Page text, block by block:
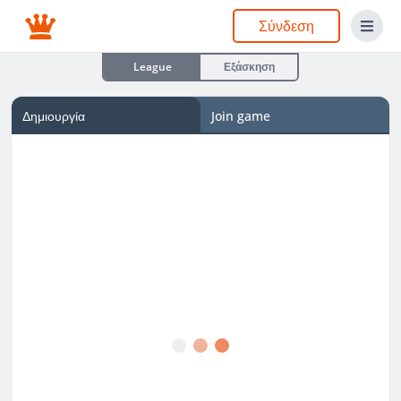
Σύνδεση
League Εξάσκηση
Δημιουργία Join game